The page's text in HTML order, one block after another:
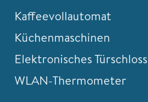
Kaffeevollautomat
Küchenmaschinen
Elektronisches Türschloss
WLAN-Thermometer